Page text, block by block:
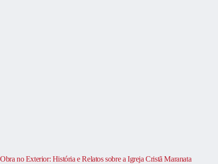
Obra no Exterior: História e Relatos sobre a Igreja Cristã Maranata